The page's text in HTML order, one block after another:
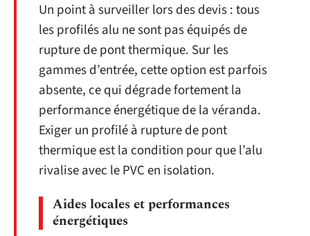
Un point à surveiller lors des devis : tous
les profilés alu ne sont pas équipés de
rupture de pont thermique. Sur les
gammes d’entrée, cette option est parfois
absente, ce qui dégrade fortement la
performance énergétique de la véranda.
Exiger un profilé à rupture de pont
thermique est la condition pour que l’alu
rivalise avec le PVC en isolation.
Aides locales et performances
énergétiques